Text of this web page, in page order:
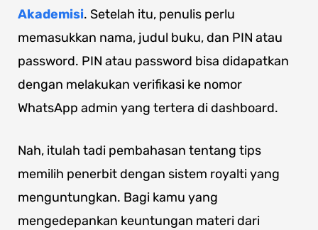
Akademisi. Setelah itu, penulis perlu
memasukkan nama, judul buku, dan PIN atau
password. PIN atau password bisa didapatkan
dengan melakukan verifikasi ke nomor
WhatsApp admin yang tertera di dashboard.
Nah, itulah tadi pembahasan tentang tips
memilih penerbit dengan sistem royalti yang
menguntungkan. Bagi kamu yang
mengedepankan keuntungan materi dari